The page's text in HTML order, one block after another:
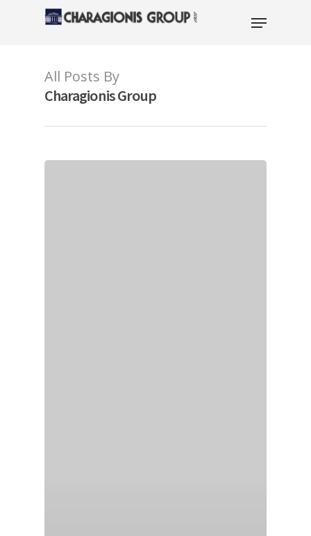
Hit enter to search or ESC to close
All Posts By
Charagionis Group